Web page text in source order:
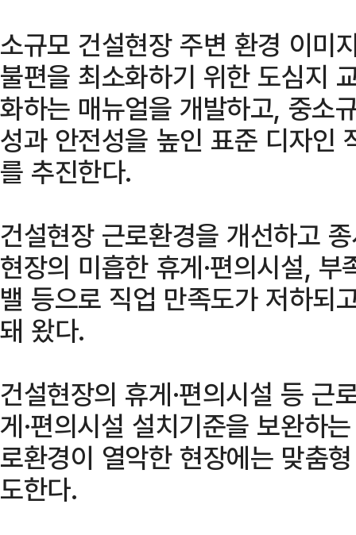
소규모 건설현장 주변 환경 이미
불편을 최소화하기 위한 도심지
화하는 매뉴얼을 개발하고, 중소
성과 안전성을 높인 표준 디자인
를 추진한다.
건설현장 근로환경을 개선하고
현장의 미흡한 휴게·편의시설,
밸 등으로 직업 만족도가 저하되
돼 왔다.
건설현장의 휴게·편의시설 등 근
게·편의시설 설치기준을 보완하
로환경이 열악한 현장에는 맞춤
도한다.